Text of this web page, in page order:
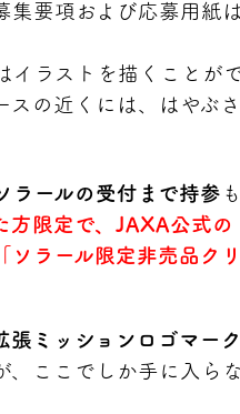
集要項および応募用紙は
イラストを描くことが
スの近くには、はやぶ
ラールの受付まで持参
方限定で、JAXA公式
ソラール限定非売品ク
張ミッションロゴマー
、ここでしか手に入ら